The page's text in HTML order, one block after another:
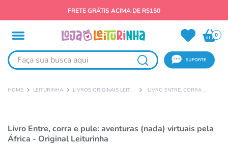
FRETE GRÁTIS ACIMA DE R$150
0
Faça sua busca aqui
LEITURINHA LIVROS ORIGINAIS LEITURINHA LIVRO ENTRE, CORRA E PULE: AVENTURAS (NADA) VIRTUAIS PELA ÁFRICA - ORIGINAL LEITURINHA
Livro Entre, corra e pule: aventuras (nada) virtuais pela
África - Original Leiturinha